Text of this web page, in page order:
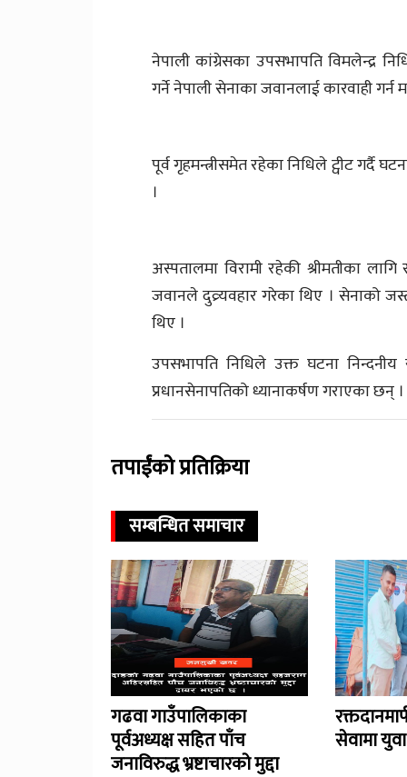
नेपाली कांग्रेसका उपसभापति विमलेन्द्र
गर्ने नेपाली सेनाका जवानलाई कारवाही
पूर्व गृहमन्त्रीसमेत रहेका निधिले ट्वीट गर्दै
।
अस्पतालमा विरामी रहेकी श्रीमतीका
जवानले दुव्र्यवहार गरेका थिए । सेनाको
थिए ।
उपसभापति निधिले उक्त घटना निन्दनीय र
प्रधानसेनापतिको ध्यानाकर्षण गराएका छन् ।
तपाईंको प्रतिक्रिया
सम्बन्धित समाचार
गढवा गाउँपालिकाका
पूर्वअध्यक्ष सहित पाँच
जनाविरुद्ध भ्रष्टाचारको मुद्दा
सेवामा